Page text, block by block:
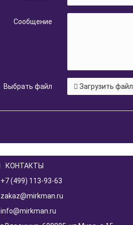
Сообщение
Выбрать файл Загрузить файл
КОНТАКТЫ
+7 (499) 113-93-63
zakaz@mirkman.ru
info@mirkman.ru